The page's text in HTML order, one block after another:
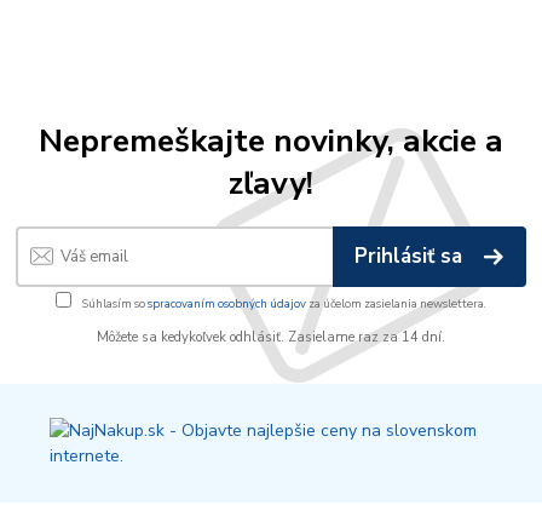
Nepremeškajte novinky, akcie a
zľavy!
Prihlásiť sa
Súhlasím sospracovaním osobných údajov za účelom zasielania newslettera.
Môžete sa kedykoľvek odhlásiť. Zasielame raz za 14 dní.